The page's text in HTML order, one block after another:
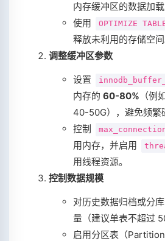
内存缓冲区的数据加载
使用
OPTIMIZE
释放未利用的存储空间
调整缓冲区参数
设置
内存的 ‌ 60-80% （例
40-50G），避免频繁
控制
用内存，并启用
用线程资源。
控制数据规模
对历史数据归档或分
量（建议单表不超过
启用分区表（